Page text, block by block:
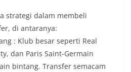
strategi dalam membeli
di antaranya:
: Klub besar seperti Real
dan Paris Saint-Germain
bintang. Transfer semacam